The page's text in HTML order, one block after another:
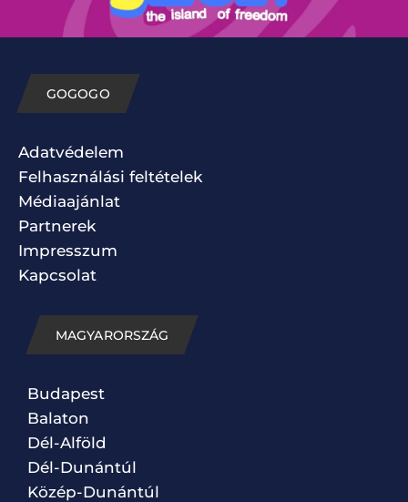
GOGOGO
Adatvédelem
Felhasználási feltételek
Médiaajánlat
Partnerek
Impresszum
Kapcsolat
MAGYARORSZÁG
Budapest
Balaton
Dél-Alföld
Dél-Dunántúl
Közép-Dunántúl